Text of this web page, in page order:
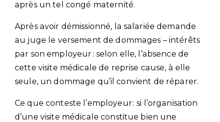
après un tel congé maternité.
Après avoir démissionné, la salariée demande
au juge le versement de dommages – intérêts
par son employeur : selon elle, l’absence de
cette visite médicale de reprise cause, à elle
seule, un dommage qu’il convient de réparer.
Ce que conteste l’employeur : si l’organisation
d’une visite médicale constitue bien une